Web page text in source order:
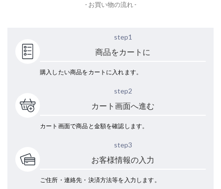
- お買い物の流れ -
step1
商品をカートに
購入したい商品をカートに入れます。
step2
カート画面へ進む
カート画面で商品と金額を確認します。
step3
お客様情報の入力
ご住所・連絡先・決済方法等を入力します。